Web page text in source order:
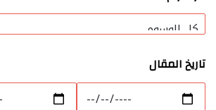
تاريخ المقال